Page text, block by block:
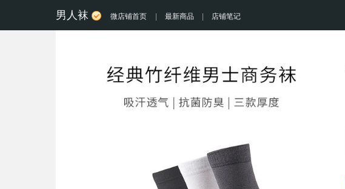
男人袜 微店铺首页 最新商品 店铺笔记